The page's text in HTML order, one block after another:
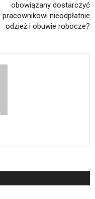
obowiązany dostarczyć
pracownikowi nieodpłatnie
odzież i obuwie robocze?